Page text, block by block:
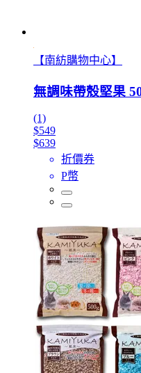
【南紡購物中心】
無調味帶殼堅果
(1)
$549
$639
折價券
P幣